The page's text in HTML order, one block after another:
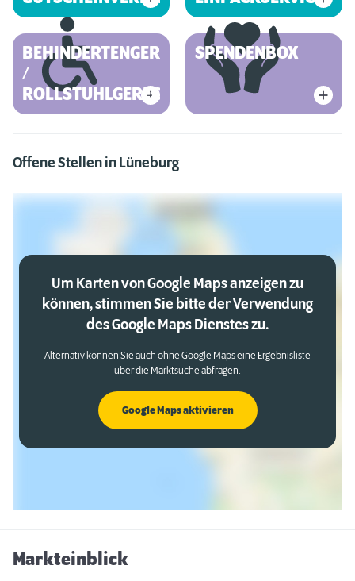
BEHINDERTENGERECHT
/
ROLLSTUHLGERECHT
SPENDENBOX
Offene Stellen in Lüneburg
Um Karten von Google Maps anzeigen zu
können, stimmen Sie bitte der Verwendung
des Google Maps Dienstes zu.
Alternativ können Sie auch ohne Google Maps eine Ergebnisliste
über die Marktsuche abfragen.
Google Maps aktivieren
Markteinblick